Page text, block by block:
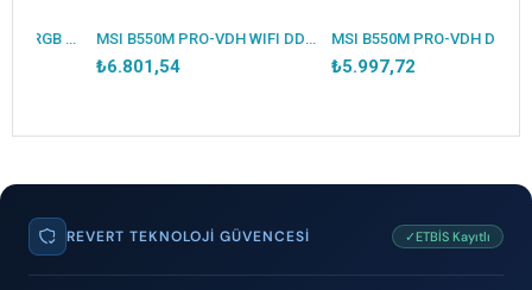
ASUS PRIME B550M-K ARGB DDR4 5100MHZ 1XHDMI 1XDP 2XM.2 USB 3.2 MATX AM4 (AMD AM4 5000/4000G/3000 SERİLERİ İLE UYUMLU) MSI B550M PRO-VDH WIFI DDR4 4400MHZ 1XVGA 1XHDMI 1XDP 2XM.2 USB 3.2 MATX AM4 (AMD 5000/4000G/3000 SERİLERİ İLE UYUMLU)
₺6.801,54 ₺5.997,72
REVERT TEKNOLOJI GÜVENCESI ✓ETBİS Kayıtlı